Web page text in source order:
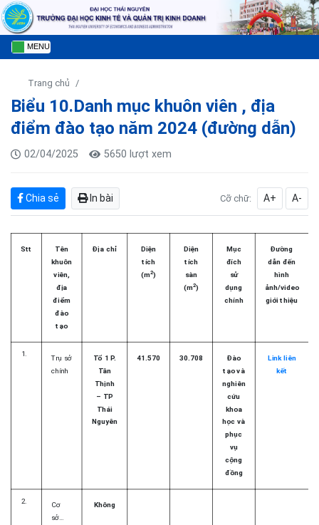
MENU
Trang chủ
Biểu 10.Danh mục khuôn viên , địa
điểm đào tạo năm 2024 (đường dẫn)
02/04/2025 5650 lượt xem
Chia sẻ In bài Cỡ chữ: A+ A-
Stt Tên
khuôn
viên,
địa
điểm
đào
tạo
Địa chỉ Diện
tích
(m2)
Diện
tích
sàn
(m2)
Mục
đích
sử
dụng
chính
Đường
dẫn đến
hình
ảnh/video
giới thiệu
Trụ sở
chính
Tổ 1 P.
Tân
Thịnh
– TP
Thái
Nguyên
41.570 30.708
Đào
tạo và
nghiên
cứu
khoa
học và
phục
vụ
cộng
đồng
Link liên
kết
Cơ
sở...
Không